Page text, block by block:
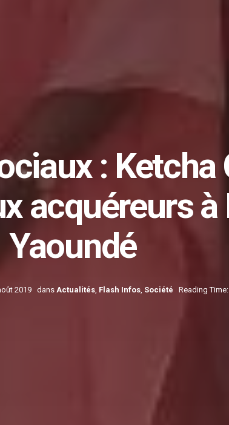
: Ketcha
acquéreurs à
Yaoundé
2019 dans Actualités, Flash Infos, Société Reading